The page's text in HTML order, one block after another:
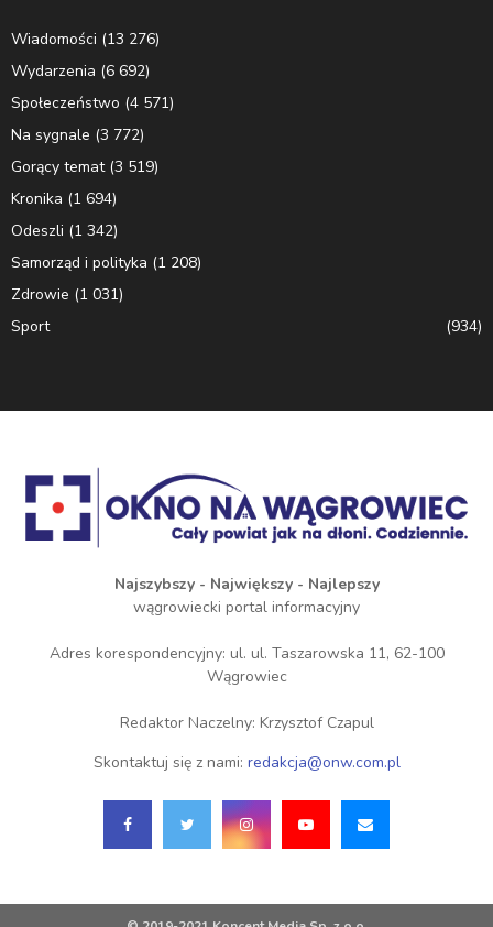
Wiadomości (13 276)
Wydarzenia (6 692)
Społeczeństwo (4 571)
Na sygnale (3 772)
Gorący temat(3 519)
Kronika (1 694)
Odeszli (1 342)
Samorząd i polityka (1 208)
Zdrowie (1 031)
Sport
(934)
Najszybszy - Największy - Najlepszy
wągrowiecki portal informacyjny
Adres korespondencyjny: ul. ul. Taszarowska 11, 62-100
Wągrowiec
Redaktor Naczelny: Krzysztof Czapul
Skontaktuj się z nami: redakcja@onw.com.pl